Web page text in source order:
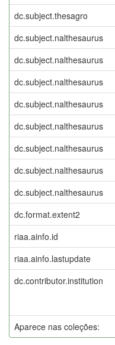
dc.subject.thesagro
dc.subject.nalthesaurus
dc.subject.nalthesaurus
dc.subject.nalthesaurus
dc.subject.nalthesaurus
dc.subject.nalthesaurus
dc.subject.nalthesaurus
dc.subject.nalthesaurus
dc.subject.nalthesaurus
dc.format.extent2
riaa.ainfo.id
riaa.ainfo.lastupdate
dc.contributor.institution
Aparece nas coleções: